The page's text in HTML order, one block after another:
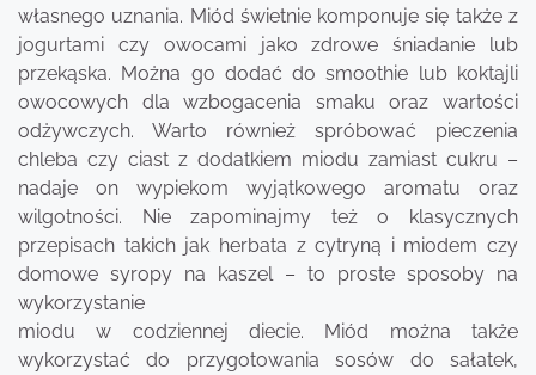
własnego uznania. Miód świetnie komponuje się także z
jogurtami czy owocami jako zdrowe śniadanie lub
przekąska. Można go dodać do smoothie lub koktajli
owocowych dla wzbogacenia smaku oraz wartości
odżywczych. Warto również spróbować pieczenia
chleba czy ciast z dodatkiem miodu zamiast cukru –
nadaje on wypiekom wyjątkowego aromatu oraz
wilgotności. Nie zapominajmy też o klasycznych
przepisach takich jak herbata z cytryną i miodem czy
domowe syropy na kaszel – to proste sposoby na
wykorzystanie
miodu w codziennej diecie. Miód można także
wykorzystać do przygotowania sosów do sałatek,